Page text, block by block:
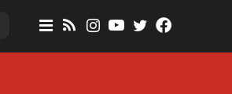
RechercherSidebar
(barre
RSSInstagram
YouTube
Twitter